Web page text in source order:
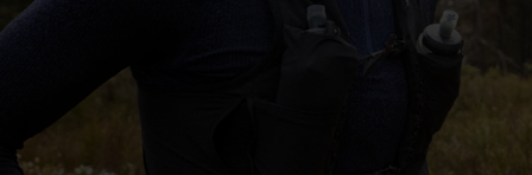
-30°
-25°
-30°